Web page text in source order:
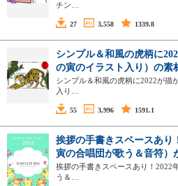
チン…
27 3,558 1339.8
シンプル＆和風の虎柄に
の寅のイラスト入り）の素
シンプル＆和風の虎柄に2022が描
入り…
55 3,996 1591.1
挨拶の手書きスペースあり
寅の合唱団が歌う＆音符）
挨拶の手書きスペースあり！2022
う＆…